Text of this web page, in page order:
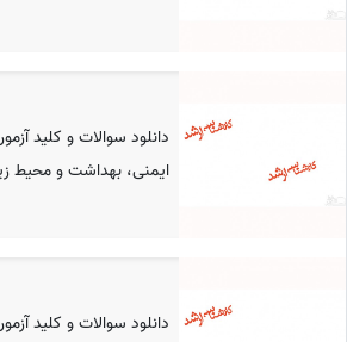
دانلود سوالات و کلید
ایمنی، بهداشت و محیط‎ زیست سال 1400
دانلود سوالات و کلید